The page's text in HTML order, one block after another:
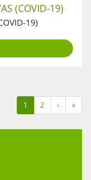
(COVID-19)
19)
1 2 › »